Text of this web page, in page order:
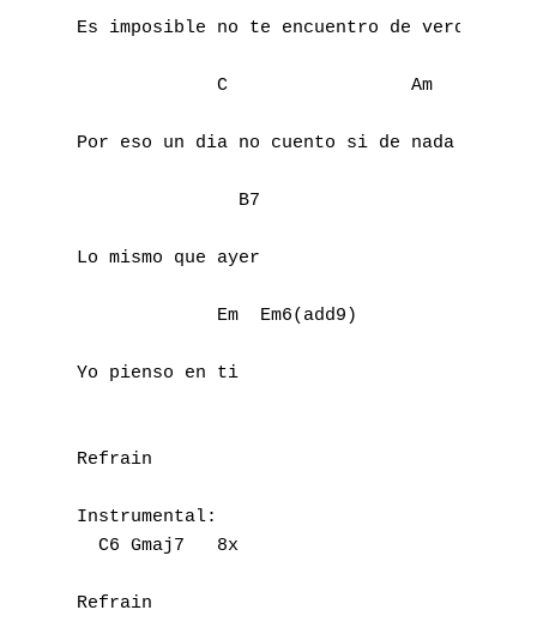
Es imposible no te encuentro de verdad
             C                 Am
Por eso un dia no cuento si de nada
               B7
Lo mismo que ayer
             Em  Em6(add9)
Yo pienso en ti
Refrain
Instrumental:
  C6 Gmaj7   8x
Refrain